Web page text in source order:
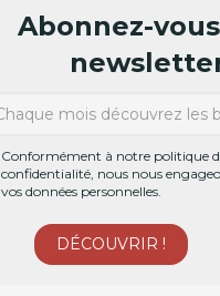
Abonnez-
Conformément à notre politique
confidentialité, nous nous
vos données personnelles.